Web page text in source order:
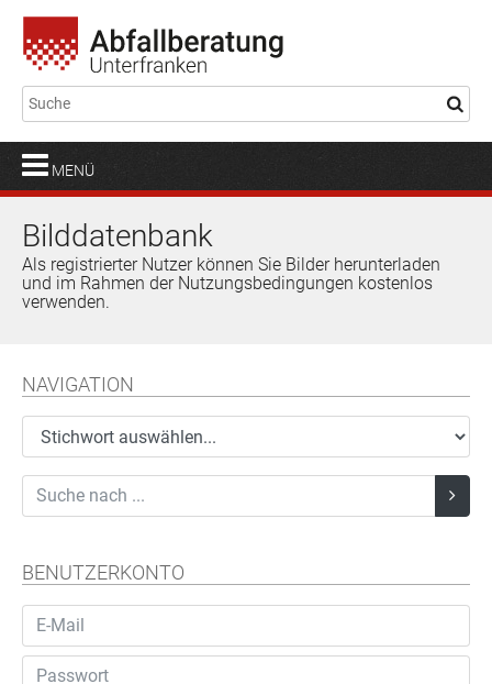
MENÜ
Bilddatenbank
Als registrierter Nutzer können Sie Bilder herunterladen
und im Rahmen der Nutzungsbedingungen kostenlos
verwenden.
NAVIGATION
BENUTZERKONTO